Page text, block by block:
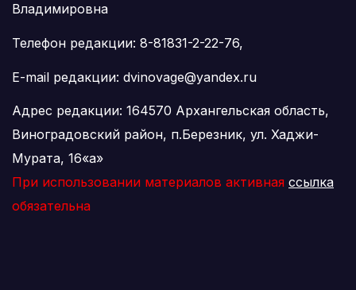
Владимировна
Телефон редакции: 8-81831-2-22-76,
E-mail редакции: dvinovage@yandex.ru
Адрес редакции: 164570 Архангельская область,
Виноградовский район, п.Березник, ул. Хаджи-
Мурата, 16«а»
При использовании материалов активная ссылка
обязательна